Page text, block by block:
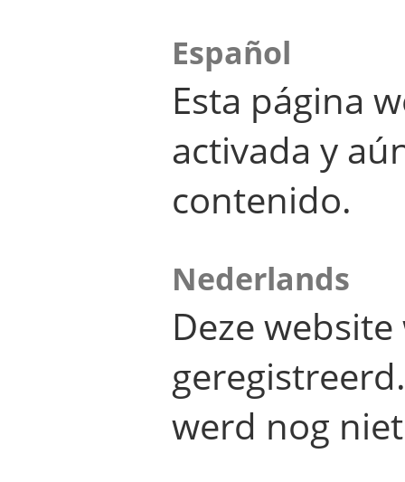
Español
Esta página
activada y
contenido.
Nederlands
Deze
werd nog